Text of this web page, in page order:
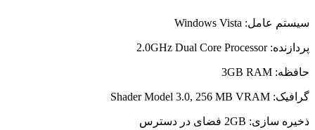
سیستم عامل: Windows Vista
پردازنده: 2.0GHz Dual Core Processor
حافظه: 3GB RAM
گرافیک: Shader Model 3.0, 256 MB VRAM
ذخیره سازی: 2GB فضای در دسترس